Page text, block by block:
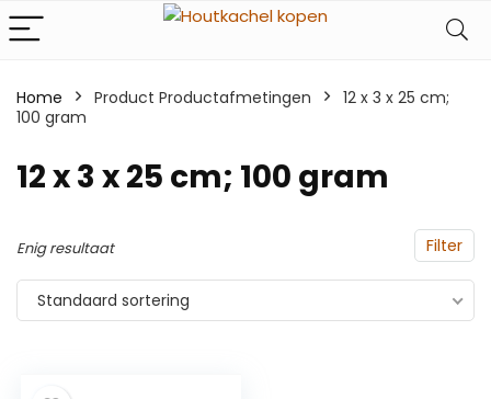
Home Product Productafmetingen
‎12 x 3 x 25 cm;
100 gram
‎12 x 3 x 25 cm; 100 gram
Filter
Enig resultaat
Standaard sortering